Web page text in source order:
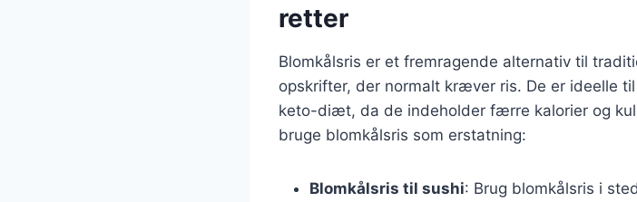
retter
Blomkålsris er et fremragende alternativ til
opskrifter, der normalt kræver ris. De er ideelle
keto-diæt, da de indeholder færre kalorier og
bruge blomkålsris som erstatning:
Blomkålsris til sushi: Brug blomkålsris i